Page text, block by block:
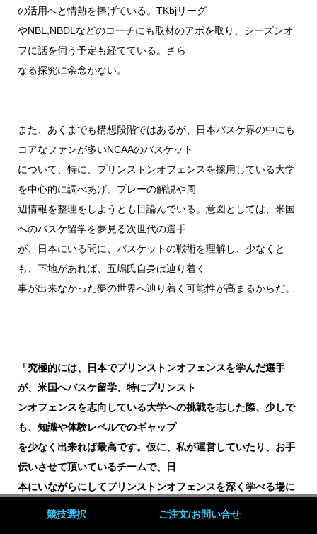
の活用へと情熱を捧げている。TKbjリーグ
やNBL,NBDLなどのコーチにも取材のアポを取り、シーズンオ
フに話を伺う予定も経てている。さら
なる探究に余念がない。
また、あくまでも構想段階ではあるが、日本バスケ界の中にも
コアなファンが多いNCAAのバスケット
について、特に、プリンストンオフェンスを採用している大学
を中心的に調べあげ、プレーの解説や周
辺情報を整理をしようとも目論んでいる。意図としては、米国
へのバスケ留学を夢見る次世代の選手
が、日本にいる間に、バスケットの戦術を理解し、少なくと
も、下地があれば、五嶋氏自身は辿り着く
事が出来なかった夢の世界へ辿り着く可能性が高まるからだ。
「究極的には、日本でプリンストンオフェンスを学んだ選手
が、米国へバスケ留学、特にプリンスト
ンオフェンスを志向している大学への挑戦を志した際、少しで
も、知識や体験レベルでのギャップ
を少なく出来れば最高です。仮に、私が運営していたり、お手
伝いさせて頂いているチームで、日
本にいながらにしてプリンストンオフェンスを深く学べる場に
なれば最高です」
競技選択 ご注文/お問い合せ